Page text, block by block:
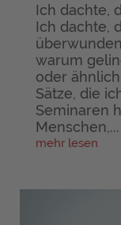
Ich dachte,
Ich dachte,
warum
oder
Sätze, die
Seminaren
Menschen,...
mehr lesen